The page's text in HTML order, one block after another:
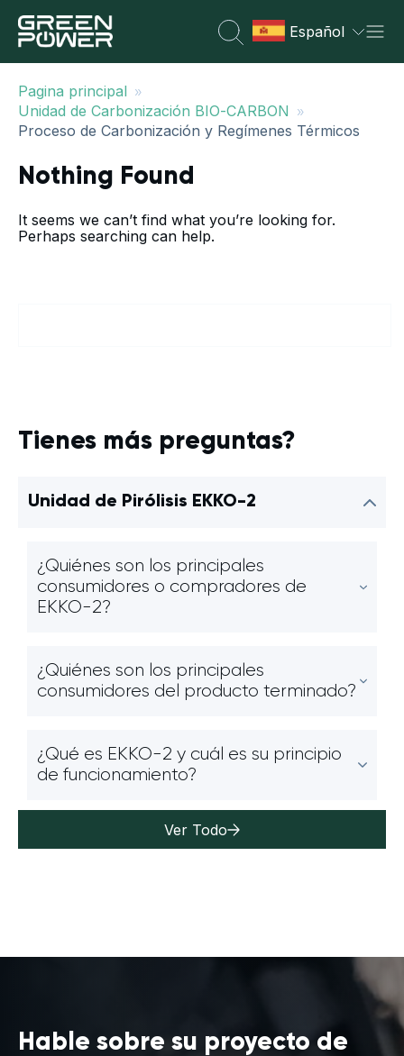
Español
Pagina principal »
Unidad de Carbonización BIO-CARBON »
Proceso de Carbonización y Regímenes Térmicos
Nothing Found
It seems we can’t find what you’re looking for.
Perhaps searching can help.
Tienes más preguntas?
Unidad de Pirólisis EKKO-2
¿Quiénes son los principales
consumidores o compradores de
EKKO-2?
¿Quiénes son los principales
consumidores del producto terminado?
¿Qué es EKKO-2 y cuál es su principio
de funcionamiento?
Ver Todo
Hable sobre su proyecto de